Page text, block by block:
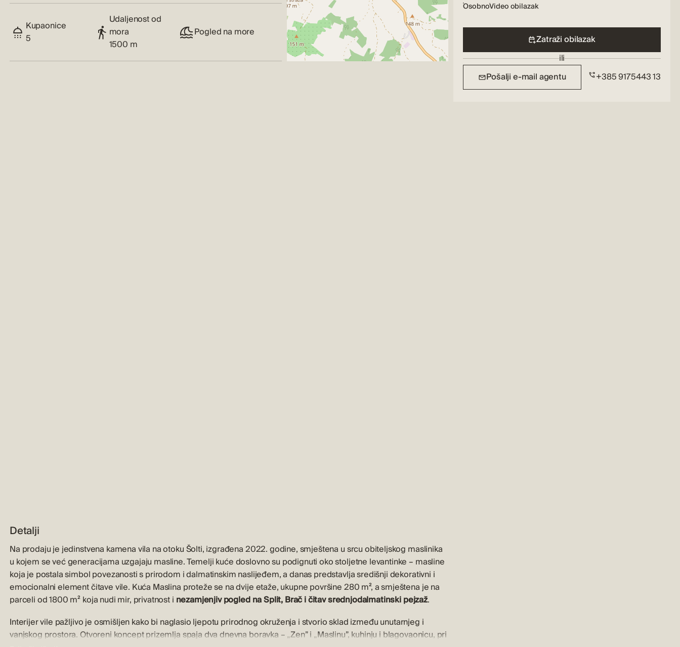
Kupaonice
5
Udaljenost od
mora
1500 m
Pogled na more
Detalji
Na prodaju je jedinstvena kamena vila na otoku Šolti, izgrađena 2022. godine, smještena u srcu obiteljskog maslinika
u kojem se već generacijama uzgajaju masline. Temelji kuće doslovno su podignuti oko stoljetne levantinke – masline
koja je postala simbol povezanosti s prirodom i dalmatinskim naslijeđem, a danas predstavlja središnji dekorativni i
emocionalni element čitave vile. Kuća Maslina proteže se na dvije etaže, ukupne površine 280 m², a smještena je na
parceli od 1800 m² koja nudi mir, privatnost i nezamjenjiv pogled na Split, Brač i čitav srednjodalmatinski pejzaž.
Interijer vile pažljivo je osmišljen kako bi naglasio ljepotu prirodnog okruženja i stvorio sklad između unutarnjeg i
vanjskog prostora. Otvoreni koncept prizemlja spaja dva dnevna boravka – „Zen” i „Maslinu”, kuhinju i blagovaonicu, pri
OsobnoVideo obilazak
Zatraži obilazak
ili
Pošalji e-mail agentu
+385 9175443 13